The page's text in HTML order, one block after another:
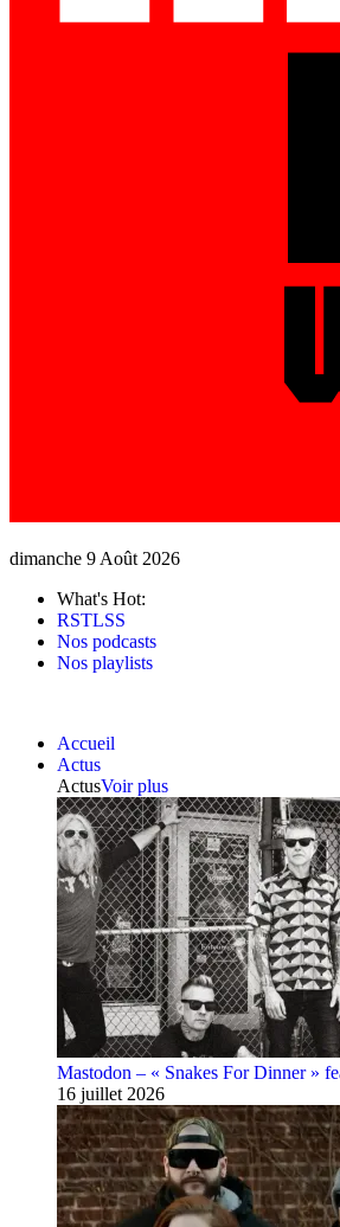
dimanche 9 Août 2026
What's Hot:
RSTLSS
Nos podcasts
Nos playlists
Accueil
Actus
ActusVoir plus
Mastodon – « Snakes For Dinner »
16 juillet 2026